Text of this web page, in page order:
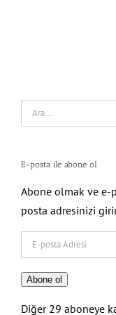
Search
for:
E-posta ile abone ol
Abone olmak ve
posta adresinizi
posta
Adresi
Abone ol
Diğer 29 aboneye